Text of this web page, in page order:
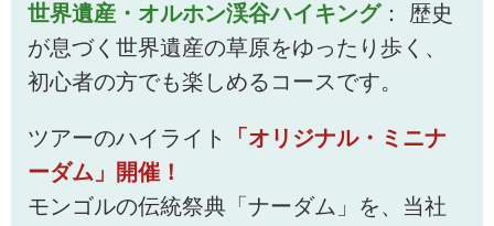
世界遺産・オルホン渓谷ハイキング： 歴史
が息づく世界遺産の草原をゆったり歩く、
初心者の方でも楽しめるコースです。
ツアーのハイライト
「オリジナル・ミニナ
ーダム」開催！
モンゴルの伝統祭典「ナーダム」を、当社